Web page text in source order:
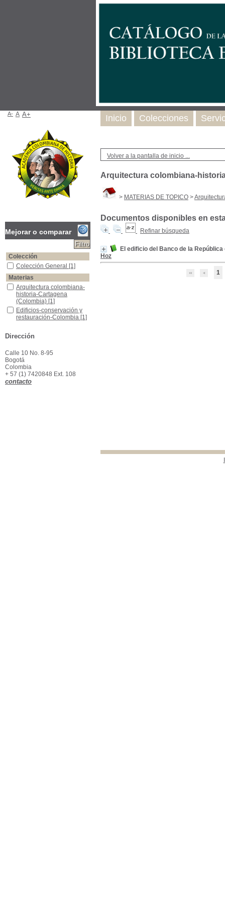
Volver a la pantalla de inicio ...
Arquitectura colombiana-
> MATERIAS DE TOPICO >
Documentos disponibles en
Refinar búsqueda
El edificio del Banco de la
Hoz
1
Inicio Colecciones
A- A A+
Mejorar o comparar
Colección
Colección General
Colección General [1]
Materias
Arquitectura colombiana-historia-Cartagena (Colombia)
Arquitectura colombiana-
historia-Cartagena
(Colombia) [1]
Edificios-conservación y restauración-Colombia
Edificios-conservación y
restauración-Colombia [1]
Cartagena (Colombia)
Dirección
Calle 10 No. 8-95
Bogotá
Colombia
+ 57 (1) 7420848 Ext. 108
contacto